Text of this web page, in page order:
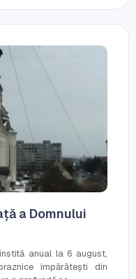
a Domnului
anual la 6 august,
împărătești din